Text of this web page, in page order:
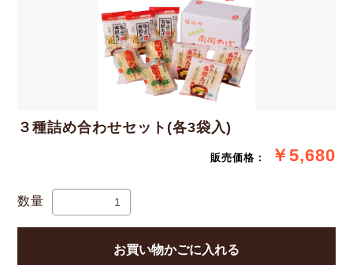
３種詰め合わせセット(各3袋入)
販売価格： ￥5,680
数量
お買い物かごに入れる